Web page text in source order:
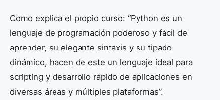
Como explica el propio curso: “Python es un
lenguaje de programación poderoso y fácil de
aprender, su elegante sintaxis y su tipado
dinámico, hacen de este un lenguaje ideal para
scripting y desarrollo rápido de aplicaciones en
diversas áreas y múltiples plataformas”.